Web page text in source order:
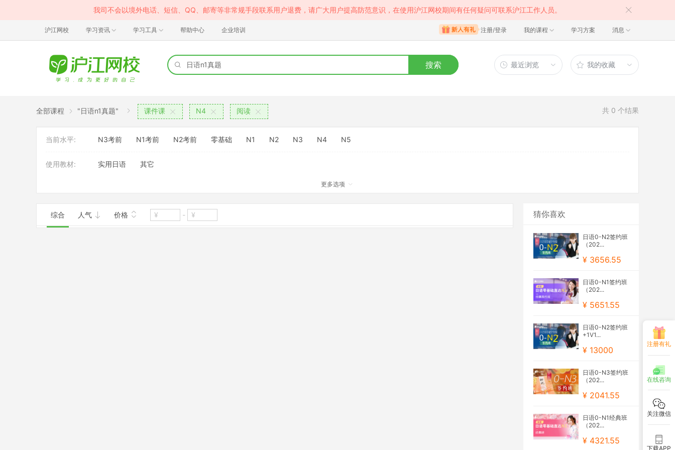
我司不会以境外电话、短信、QQ、邮寄等非常规手段联系用户退费，请广大用户提高防范意识，在使用沪江网校期间有任何疑问可联系沪江工作人员。
沪江网校 学习资讯 学习工具 帮助中心 企业培训 注册/登录 我的课程 学习方案 消息
搜索 最近浏览 我的收藏
全部课程 "日语n1真题" 课件课 N4 阅读 共 0 个结果
当前水平: N3考前 N1考前 N2考前 零基础 N1 N2 N3 N4 N5
使用教材: 实用日语 其它
更多选项
综合 人气 价格 - 猜你喜欢
日语0-N2签约班
（202...
¥ 3656.55
日语0-N1签约班
（202...
¥ 5651.55
日语0-N2签约班
+1V1...
¥ 13000
日语0-N3签约班
（202...
¥ 2041.55
日语0-N1经典班
（202...
¥ 4321.55
注册有礼
在线咨询
关注微信
下载APP